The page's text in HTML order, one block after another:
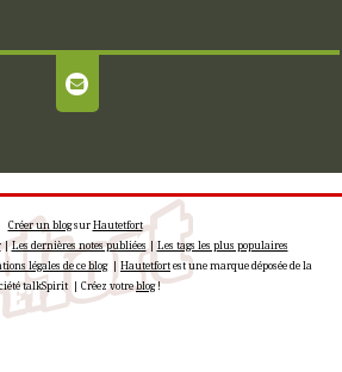
Créer un blogsurHautetfort
|Les dernières notes publiées |Les tags les plus populaires
légales de ce blog| Hautetfortest une marque déposée de la
talkSpirit | Créez votreblog!